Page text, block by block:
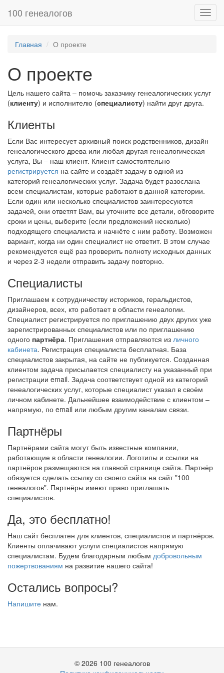
100 генеалогов
Главная О проекте
О проекте
Цель нашего сайта – помочь заказчику генеалогических услуг
(клиенту) и исполнителю (специалисту) найти друг друга.
Клиенты
Если Вас интересует архивный поиск родственников, дизайн
генеалогического древа или любая другая генеалогическая
услуга, Вы – наш клиент. Клиент самостоятельно
регистрируется на сайте и создаёт задачу в одной из
категорий генеалогических услуг. Задача будет разослана
всем специалистам, которые работают в данной категории.
Если один или несколько специалистов заинтересуются
задачей, они ответят Вам, вы уточните все детали, обговорите
сроки и цены, выберите (если предложений несколько)
подходящего специалиста и начнёте с ним работу. Возможен
вариант, когда ни один специалист не ответит. В этом случае
рекомендуется ещё раз проверить полноту исходных данных
и через 2-3 недели отправить задачу повторно.
Специалисты
Приглашаем к сотрудничеству историков, геральдистов,
дизайнеров, всех, кто работает в области генеалогии.
Специалист регистрируется по приглашению двух других уже
зарегистрированных специалистов или по приглашению
одного партнёра. Приглашения отправляются из личного
кабинета. Регистрация специалиста бесплатная. База
специалистов закрытая, на сайте не публикуется. Созданная
клиентом задача присылается специалисту на указанный при
регистрации email. Задача соответствует одной из категорий
генеалогических услуг, которые специалист указал в своём
личном кабинете. Дальнейшее взаимодействие с клиентом –
напрямую, по email или любым другим каналам связи.
Партнёры
Партнёрами сайта могут быть известные компании,
работающие в области генеалогии. Логотипы и ссылки на
партнёров размещаются на главной странице сайта. Партнёр
обязуется сделать ссылку со своего сайта на сайт "100
генеалогов". Партнёры имеют право приглашать
специалистов.
Да, это бесплатно!
Наш сайт бесплатен для клиентов, специалистов и партнёров.
Клиенты оплачивают услуги специалистов напрямую
специалистам. Будем благодарным любым добровольным
пожертвованиям на развитие нашего сайта!
Остались вопросы?
Напишите нам.
© 2026 100 генеалогов